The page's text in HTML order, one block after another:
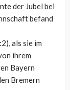
der Jubel bei
befand
als sie im
ihrem
Bayern
Bremern